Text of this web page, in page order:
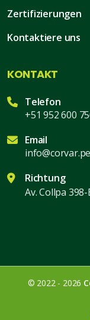
Zertifizierungen
Kontaktiere uns
KONTAKT
Telefon
+51 952 600
Email
info@corvar.pe
Richtung
Av. Collpa
© 2022 - 2026